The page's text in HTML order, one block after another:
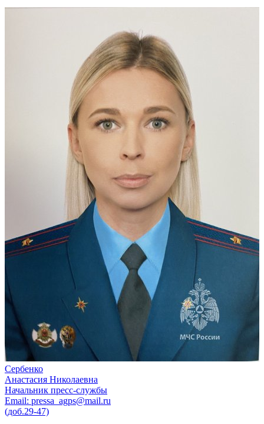
Сербенко
Анастасия Николаевна
Начальник пресс-службы
Email: pressa_agps@mail.ru
(доб.29-47)